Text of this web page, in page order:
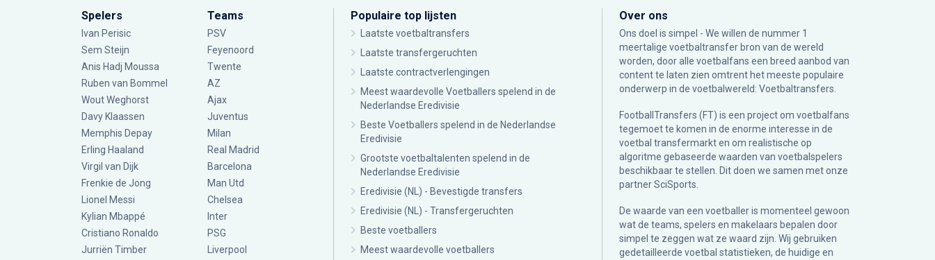
Spelers
Ivan Perisic
Sem Steijn
Anis Hadj Moussa
Ruben van Bommel
Wout Weghorst
Davy Klaassen
Memphis Depay
Erling Haaland
Virgil van Dijk
Frenkie de Jong
Lionel Messi
Kylian Mbappé
Cristiano Ronaldo
Jurriën Timber
Teams
PSV
Feyenoord
Twente
AZ
Ajax
Juventus
Milan
Real Madrid
Barcelona
Man Utd
Chelsea
Inter
PSG
Liverpool
Populaire top lijsten
Laatste voetbaltransfers
Laatste transfergeruchten
Laatste contractverlengingen
Meest waardevolle Voetballers spelend in de
Nederlandse Eredivisie
Beste Voetballers spelend in de Nederlandse
Eredivisie
Grootste voetbaltalenten spelend in de
Nederlandse Eredivisie
Eredivisie (NL) - Bevestigde transfers
Eredivisie (NL) - Transfergeruchten
Beste voetballers
Meest waardevolle voetballers
Over ons
Ons doel is simpel - We willen de nummer 1
meertalige voetbaltransfer bron van de wereld
worden, door alle voetbalfans een breed aanbod van
content te laten zien omtrent het meeste populaire
onderwerp in de voetbalwereld: Voetbaltransfers.
FootballTransfers (FT) is een project om voetbalfans
tegemoet te komen in de enorme interesse in de
voetbal transfermarkt en om realistische op
algoritme gebaseerde waarden van voetbalspelers
beschikbaar te stellen. Dit doen we samen met onze
partnerSciSports
De waarde van een voetballer is momenteel gewoon
wat de teams, spelers en makelaars bepalen door
simpel te zeggen wat ze waard zijn. Wij gebruiken
gedetailleerde voetbal statistieken, de huidige en